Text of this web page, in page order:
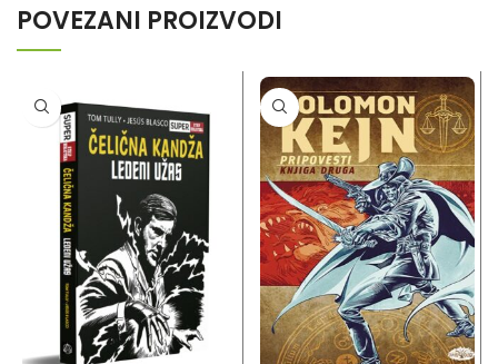
POVEZANI PROIZVODI